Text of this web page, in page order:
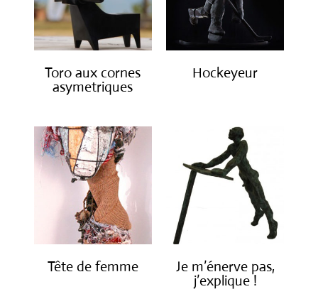
Toro aux cornes
asymetriques
Hockeyeur
Tête de femme
Je m’énerve pas,
j’explique !